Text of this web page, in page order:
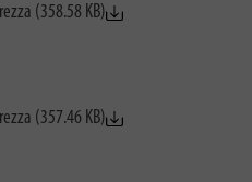
(358.58 KB)
(357.46 KB)